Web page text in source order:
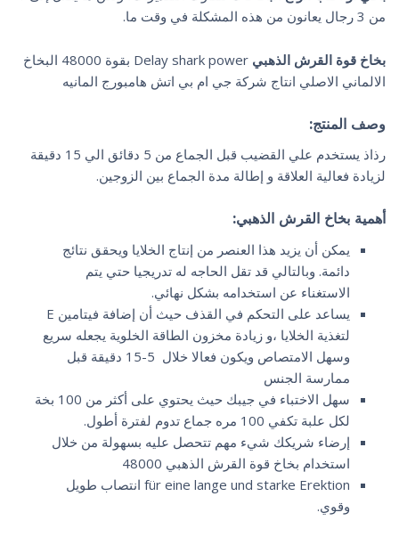
من 3 رجال يعانون من هذه المشكلة في وقت ما.
بخاخ قوة القرش الذهبي
Delay shark power بقوة 48000 البخاخ
الالماني الاصلي انتاج شركة جي ام بي اتش هامبورج المانيه
وصف المنتج:
رذاذ يستخدم علي القضيب قبل الجماع من 5 دقائق الي 15 دقيقة
لزيادة فعالية العلاقة و إطالة مدة الجماع بين الزوجين.
أهمية بخاخ القرش الذهبي:
يمكن أن يزيد هذا العنصر من إنتاج الخلايا ويحقق نتائج
دائمة. وبالتالي قد تقل الحاجه له تدريجيا حتي يتم
الاستغناء عن استخدامه بشكل نهائي.
يساعد على التحكم في القذف حيث أن إضافة فيتامين E
لتغذية الخلايا ،و زيادة مخزون الطاقة الخلوية يجعله سريع
وسهل الامتصاص ويكون فعالا خلال 5-15 دقيقة قبل
ممارسة الجنس
سهل الاختباء في جيبك حيث يحتوي على أكثر من 100 بخة
لكل علبة تكفي 100 مره جماع تدوم لفترة أطول.
إرضاء شريكك شيء مهم تتحصل عليه بسهولة من خلال
استخدام بخاخ قوة القرش الذهبي 48000
für eine lange und starke Erektion انتصاب طويل
وقوي.